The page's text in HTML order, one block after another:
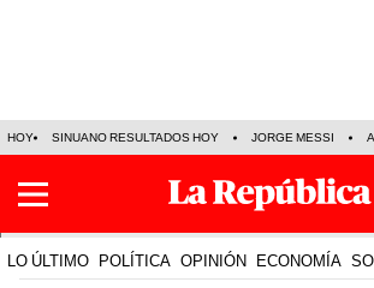
HOY SINUANO RESULTADOS HOY JORGE MESSI
LO ÚLTIMO POLÍTICA OPINIÓN ECONOMÍA